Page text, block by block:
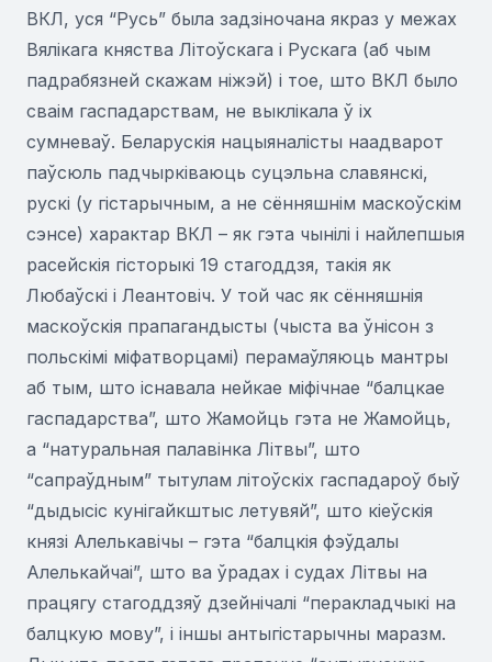
ВКЛ, уся “Русь” была задзіночана якраз у межах
Вялікага княства Літоўскага і Рускага (аб чым
падрабязней скажам ніжэй) і тое, што ВКЛ было
сваім гаспадарствам, не выклікала ў іх
сумневаў. Беларускія нацыяналісты наадварот
паўсюль падчырківаюць суцэльна славянскі,
рускі (у гістарычным, а не сённяшнім маскоўскім
сэнсе) характар ВКЛ – як гэта чынілі і найлепшыя
расейскія гісторыкі 19 стагоддзя, такія як
Любаўскі і Леантовіч. У той час як сённяшнія
маскоўскія прапагандысты (чыста ва ўнісон з
польскімі міфатворцамі) перамаўляюць мантры
аб тым, што існавала нейкае міфічнае “балцкае
гаспадарства”, што Жамойць гэта не Жамойць,
а “натуральная палавінка Літвы”, што
“сапраўдным” тытулам літоўскіх гаспадароў быў
“дыдысіс кунігайкштыс летувяй”, што кіеўскія
князі Алелькавічы – гэта “балцкія фэўдалы
Алелькайчаі”, што ва ўрадах і судах Літвы на
працягу стагоддзяў дзейнічалі “перакладчыкі на
балцкую мову”, і іншы антыгістарычны маразм.